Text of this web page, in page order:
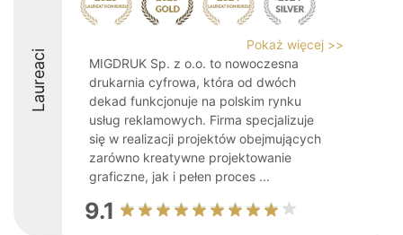
Laureaci
Pokaż więcej >>
MIGDRUK Sp. z o.o. to nowoczesna
drukarnia cyfrowa, która od dwóch
dekad funkcjonuje na polskim rynku
usług reklamowych. Firma specjalizuje
się w realizacji projektów obejmujących
zarówno kreatywne projektowanie
graficzne, jak i pełen proces ...
9.1